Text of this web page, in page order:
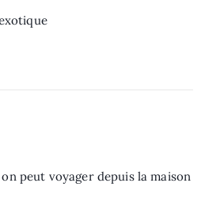
peut voyager depuis la maison